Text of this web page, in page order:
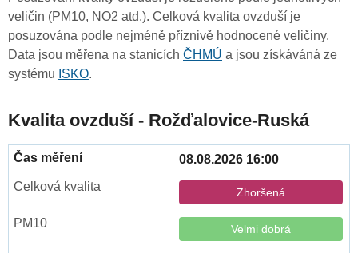
veličin (PM10, NO2 atd.). Celková kvalita ovzduší je
posuzována podle nejméně příznivě hodnocené veličiny.
Data jsou měřena na stanicích ČHMÚ a jsou získáváná ze
systému ISKO.
Kvalita ovzduší - Rožďalovice-Ruská
08.08.2026 16:00
Zhoršená
Velmi dobrá